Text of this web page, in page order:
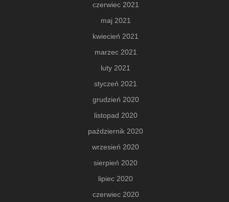
czerwiec 2021
maj 2021
kwiecień 2021
marzec 2021
luty 2021
styczeń 2021
grudzień 2020
listopad 2020
październik 2020
wrzesień 2020
sierpień 2020
lipiec 2020
czerwiec 2020